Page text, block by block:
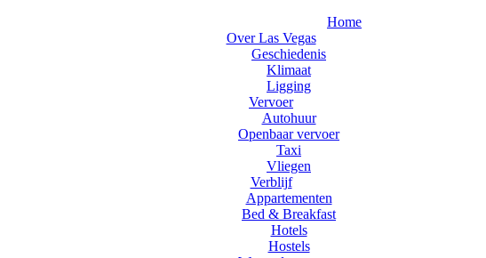
Home
Over Las Vegas
Geschiedenis
Klimaat
Ligging
Vervoer
Autohuur
Openbaar vervoer
Taxi
Vliegen
Verblijf
Appartementen
Bed & Breakfast
Hotels
Hostels